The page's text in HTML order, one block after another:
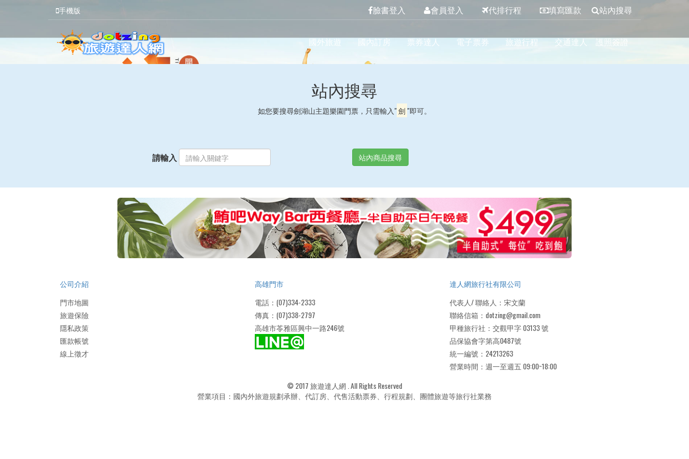
手機版 臉書登入 會員登入 代排行程 填寫匯款 站內搜尋
國外旅遊 國內訂房 票券達人 電子票券 旅遊行程 交通達人 護照簽證
站內搜尋
如您要搜尋劍湖山主題樂園門票，只需輸入"劍"即可。
請輸入 站內商品搜尋
公司介紹
門市地圖
旅遊保險
隱私政策
匯款帳號
線上徵才
高雄門市
電話：(07)334-2333
傳真：(07)338-2797
高雄市苓雅區興中一路246號
達人網旅行社有限公司
代表人/ 聯絡人：宋文蘭
聯絡信箱：dotzing@gmail.com
甲種旅行社：交觀甲字 03133 號
品保協會字第高0487號
統一編號：24213263
營業時間：週一至週五 09:00~18:00
© 2017 旅遊達人網 . All Rights Reserved
營業項目：國內外旅遊規劃承辦、代訂房、代售活動票券、行程規劃、團體旅遊等旅行社業務